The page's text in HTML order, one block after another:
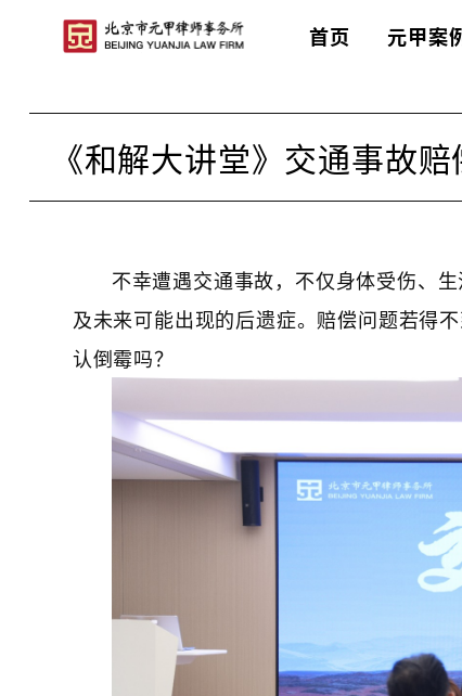
首页 元甲案
首页 > 元甲讲座 > 和解大讲堂
《和解大讲堂》交通事故
不幸遭遇交通事故，不仅身体受伤、
及未来可能出现的后遗症。赔偿问题若得
认倒霉吗？